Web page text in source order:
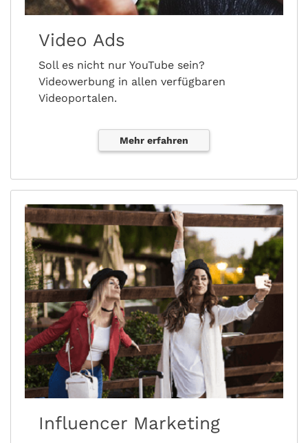
Video Ads
Soll es nicht nur YouTube sein?
Videowerbung in allen verfügbaren
Videoportalen.
Mehr erfahren
Influencer Marketing